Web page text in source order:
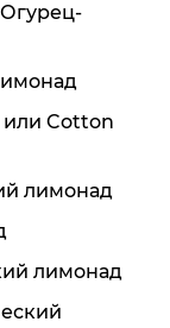
Cotton
лимонад
лимонад